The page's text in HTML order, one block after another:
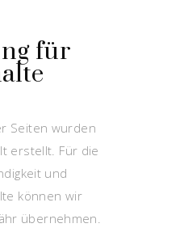
für
Seiten wurden
erstellt. Für die
und
können wir
übernehmen.